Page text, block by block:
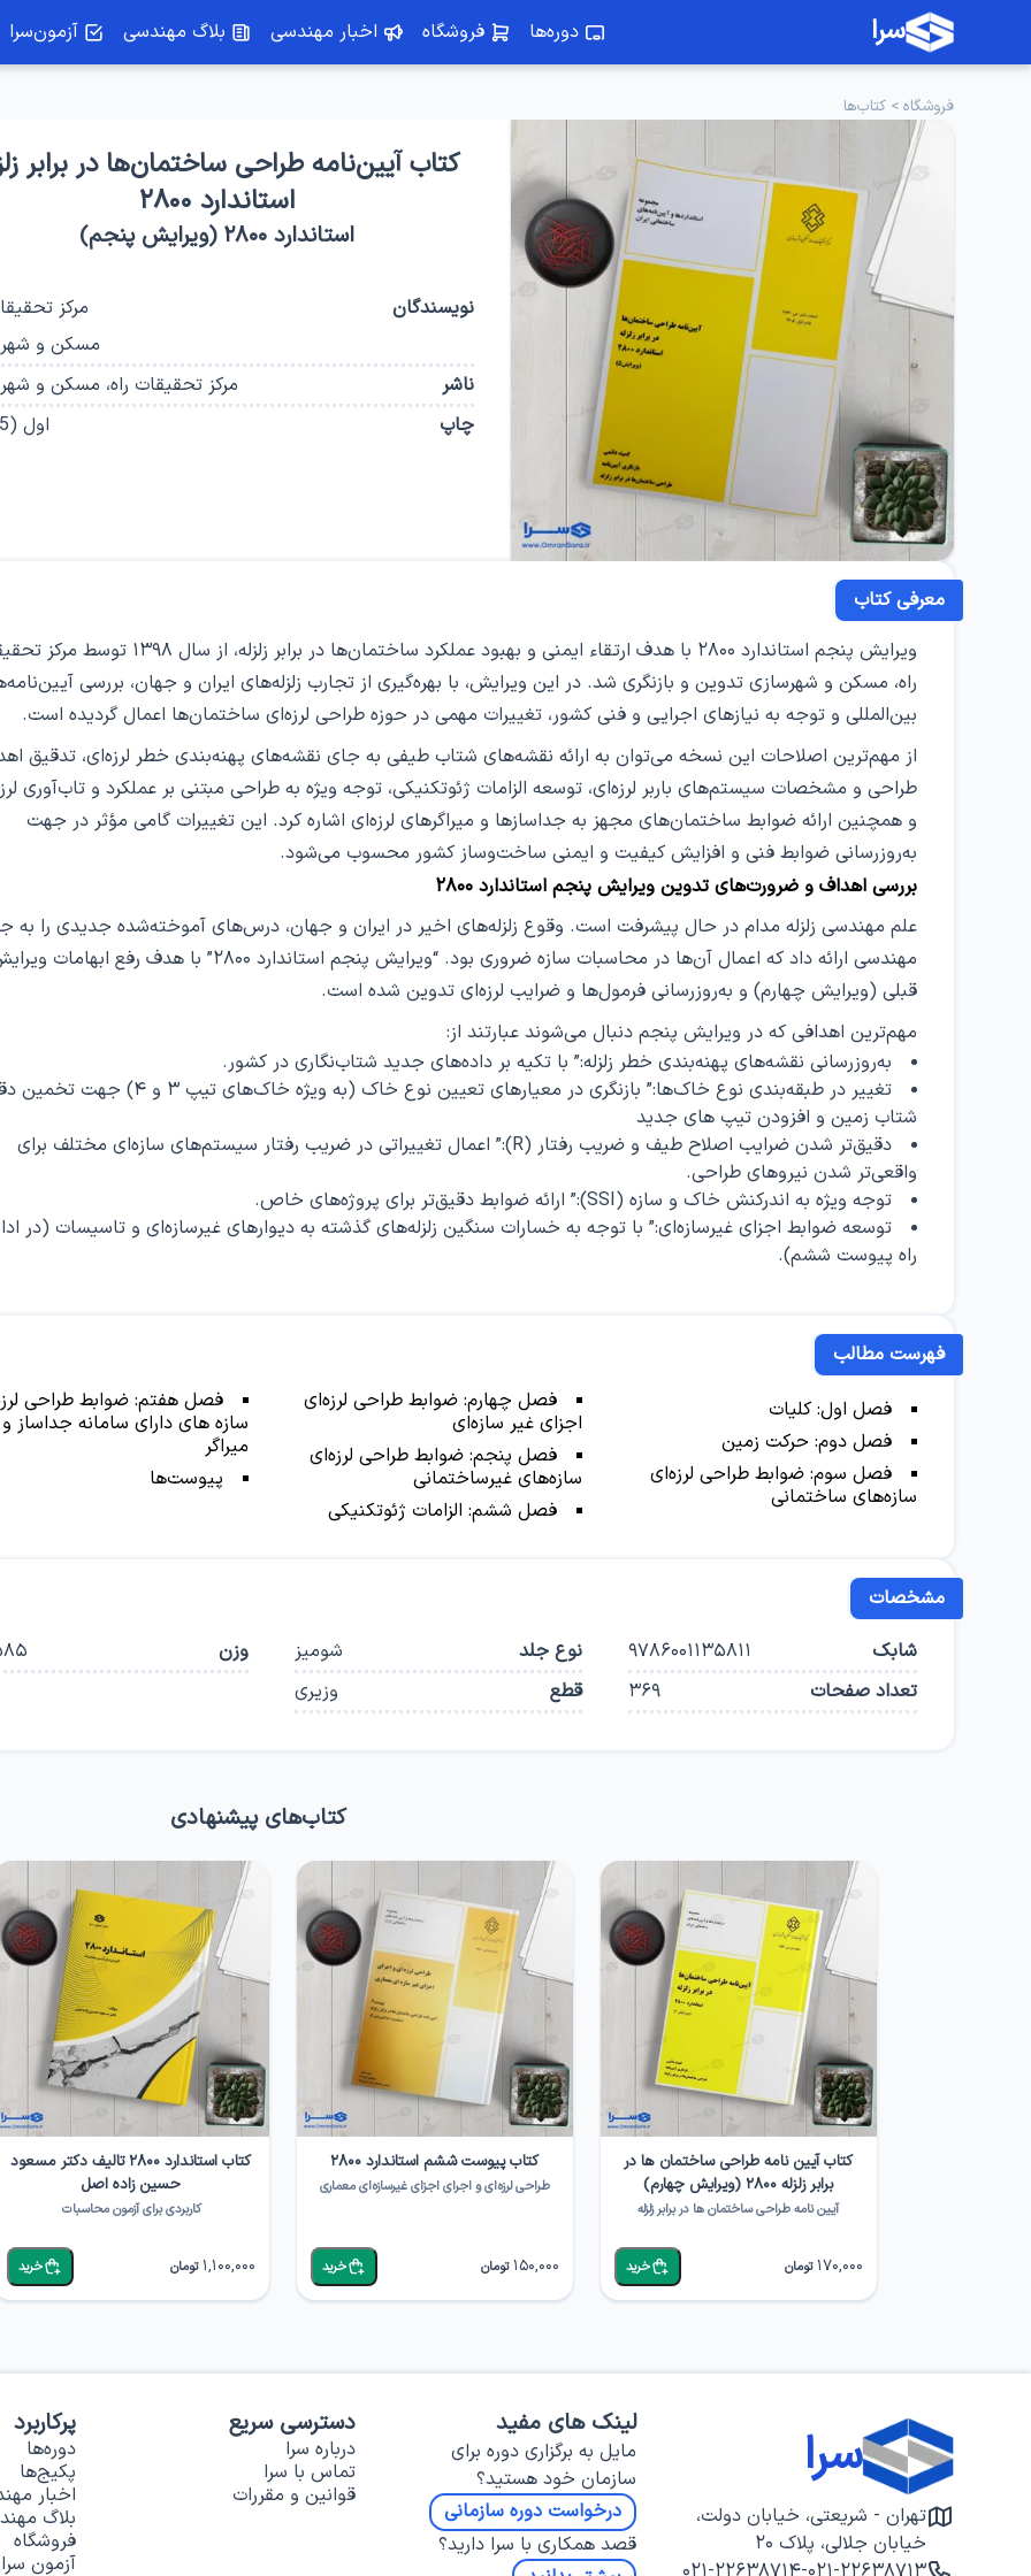
سرا دوره‌ها فروشگاه اخبار مهندسی بلاگ مهندسی آزمون‌سرا
فروشگاه >کتاب‌ها
کتاب آیین‌نامه طراحی ساختمان‌ها در برابر
استاندارد ۲۸۰۰
استاندارد ۲۸۰۰ (ویرایش پنجم)
نویسندگان
مرکز
مسکن و
ناشر
مرکز تحقیقات راه، مسکن و
چاپ
اول (
معرفی کتاب
ویرایش پنجم استاندارد ۲۸۰۰ با هدف ارتقاء ایمنی و بهبود عملکرد ساختمان‌ها در برابر زلزله، از
راه، مسکن و شهرسازی تدوین و بازنگری شد. در این ویرایش، با بهره‌گیری از تجارب زلزله‌های ایران و جهان، بررسی
بین‌المللی و توجه به نیازهای اجرایی و فنی کشور، تغییرات مهمی در حوزه طراحی لرزه‌ای ساختمان‌ها اعمال گردیده است.
از مهم‌ترین اصلاحات این نسخه می‌توان به ارائه نقشه‌های شتاب طیفی به جای نقشه‌های پهنه‌بندی خطر لرزه‌ای، تدقیق
طراحی و مشخصات سیستم‌های باربر لرزه‌ای، توسعه الزامات ژئوتکنیکی، توجه ویژه به طراحی مبتنی بر عملکرد و تاب‌آوری
و همچنین ارائه ضوابط ساختمان‌های مجهز به جداسازها و میراگرهای لرزه‌ای اشاره کرد. این تغییرات گامی مؤثر در جهت
به‌روزرسانی ضوابط فنی و افزایش کیفیت و ایمنی ساخت‌وساز کشور محسوب می‌شود.
بررسی اهداف و ضرورت‌های تدوین ویرایش پنجم استاندارد ۲۸۰۰
علم مهندسی زلزله مدام در حال پیشرفت است. وقوع زلزله‌های اخیر در ایران و جهان، درس‌های آموخته‌شده جدیدی را به
مهندسی ارائه داد که اعمال آن‌ها در محاسبات سازه ضروری بود. “ویرایش پنجم استاندارد ۲۸۰۰” با هدف رفع
قبلی (ویرایش چهارم) و به‌روزرسانی فرمول‌ها و ضرایب لرزه‌ای تدوین شده است.
مهم‌ترین اهدافی که در ویرایش پنجم دنبال می‌شوند عبارتند از:
به‌روزرسانی نقشه‌های پهنه‌بندی خطر زلزله:” با تکیه بر داده‌های جدید شتاب‌نگاری در کشور.
تغییر در طبقه‌بندی نوع خاک‌ها:” بازنگری در معیارهای تعیین نوع خاک (به ویژه خاک‌های
شتاب زمین و افزودن تیپ های جدید
دقیق‌تر شدن ضرایب اصلاح طیف و ضریب رفتار (R):” اعمال تغییراتی در ضریب رفتار سیستم‌های سازه‌ای مختلف برای
واقعی‌تر شدن نیروهای طراحی.
توجه ویژه به اندرکنش خاک و سازه (SSI):” ارائه ضوابط دقیق‌تر برای پروژه‌های خاص.
توسعه ضوابط اجزای غیرسازه‌ای:” با توجه به خسارات سنگین زلزله‌های گذشته به دیوارهای غیرسازه‌ای و تاسیسات (در
راه پیوست ششم).
فهرست مطالب
فصل اول: کلیات
فصل دوم: حرکت زمین
فصل سوم: ضوابط طراحی لرزه‌ای
سازه‌های ساختمانی
فصل چهارم: ضوابط طراحی لرزه‌ای
اجزای غیر سازه‌ای
فصل پنجم: ضوابط طراحی لرزه‌ای
سازه‌های غیرساختمانی
فصل ششم: الزامات ژئوتکنیکی
فصل هفتم: ضوابط طراحی
سازه های دارای سامانه جداساز و
میراگر
پیوست‌ها
مشخصات
شابک
9786001135811
تعداد صفحات
369
نوع جلد
شومیز
قطع
وزیری
وزن
کتاب‌های پیشنهادی
کتاب آیین نامه طراحی ساختمان ها در
برابر زلزله ۲۸۰۰ (ویرایش چهارم)
آیین نامه طراحی ساختمان ها در برابر زلزله
170,000 تومان خرید
کتاب پیوست ششم استاندارد ۲۸۰۰
طراحی لرزه‌ای و اجرای اجزای غیرسازه‌ای معماری
150,000 تومان خرید
کتاب استاندارد ۲۸۰۰ تالیف دکتر مسعود
حسین زاده اصل
کاربردی برای آزمون محاسبات
1,100,000 تومان خرید
سرا
تهران - شریعتی، خیابان دولت،
خیابان جلالی، پلاک ۲۰
لینک های مفید
مایل به برگزاری دوره برای
سازمان خود هستید؟
درخواست دوره سازمانی
قصد همکاری با سرا دارید؟
دسترسی سریع
درباره سرا
تماس با سرا
قوانین و مقررات
پرکاربرد
دوره‌ها
پکیج‌ها
اخبار
بلاگ
فروشگاه
آزمون سرا